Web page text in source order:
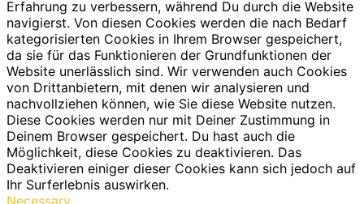
Erfahrung zu verbessern, während Du durch die Website
navigierst. Von diesen Cookies werden die nach Bedarf
kategorisierten Cookies in Ihrem Browser gespeichert,
da sie für das Funktionieren der Grundfunktionen der
Website unerlässlich sind. Wir verwenden auch Cookies
von Drittanbietern, mit denen wir analysieren und
nachvollziehen können, wie Sie diese Website nutzen.
Diese Cookies werden nur mit Deiner Zustimmung in
Deinem Browser gespeichert. Du hast auch die
Möglichkeit, diese Cookies zu deaktivieren. Das
Deaktivieren einiger dieser Cookies kann sich jedoch auf
Ihr Surferlebnis auswirken.
Necessary